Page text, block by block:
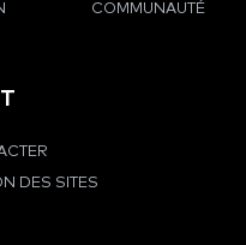
COMMUNAUTÉ
DES SITES